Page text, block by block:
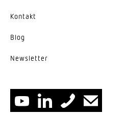
Kontakt
Blog
News­letter